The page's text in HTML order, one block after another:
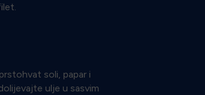
soli, papar i
ulje u sasvim